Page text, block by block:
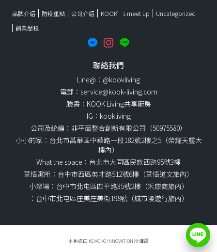
品牌介紹 防疫重點 公司介紹 KOOK’s meet up
Uncategorized
創業歷程
聯絡我們
Line@：@kookliving
電郵：service@kook-living.com
臉書：KOOK Living共享廚房
IG：kookliving
公司及統編：非平面整合創新有限公司（50975580）
小小的家：台北市萬華區中華路一段182號2樓之5（榮耀天璽大
樓內）
What the space：台北市大同區民族西路95號3樓
草悟寓所：台中市西區英才路512號6樓（草悟道文旅內）
小聚場：台中市北屯區四平路35號2樓（禾康商旅內）
：台中市北屯區庄美庄美街198號（城市漫遊行旅內）
本系統由 KOKOKO INNOVATION 所維護